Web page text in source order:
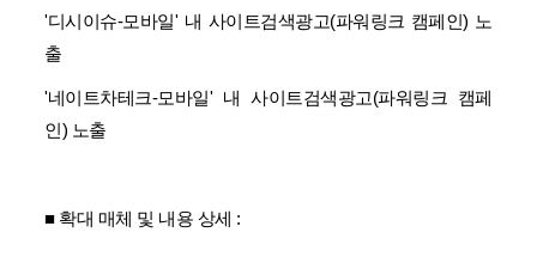
'디시이슈-모바일' 내 사이트검색광고(파워링크 캠페인) 노
출
'네이트차테크-모바일' 내 사이트검색광고(파워링크 캠페
인) 노출
■ 확대 매체 및 내용 상세 :